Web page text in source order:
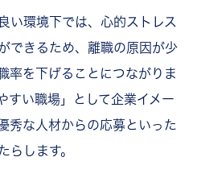
い環境下では、心的ストレス
できるため、離職の原因が少
率を下げることにつながりま
すい職場」として企業イメー
秀な人材からの応募といった
らします。